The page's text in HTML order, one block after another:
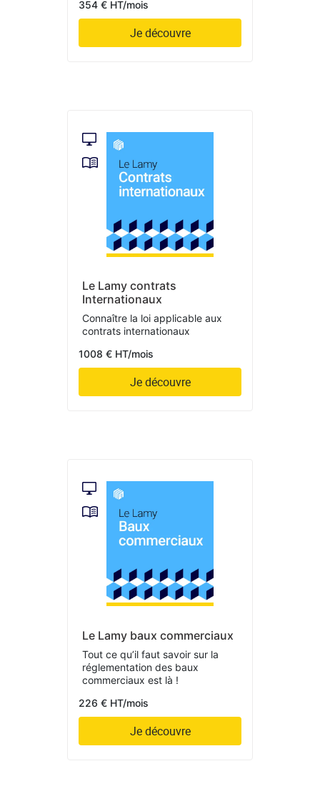
354 € HT/mois
Je découvre
Le Lamy contrats
Internationaux
Connaître la loi applicable aux
contrats internationaux
1008 € HT/mois
Je découvre
Le Lamy baux commerciaux
Tout ce qu’il faut savoir sur la
réglementation des baux
commerciaux est là !
226 € HT/mois
Je découvre